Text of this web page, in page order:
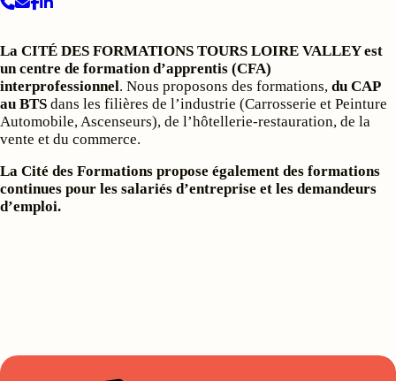
La CITÉ DES FORMATIONS TOURS LOIRE VALLEY est
un centre de formation d’apprentis (CFA)
interprofessionnel. Nous proposons des formations, du CAP
au BTS dans les filières de l’industrie (Carrosserie et Peinture
Automobile, Ascenseurs), de l’hôtellerie-restauration, de la
vente et du commerce.
La Cité des Formations propose également des formations
continues pour les salariés d’entreprise et les demandeurs
d’emploi.